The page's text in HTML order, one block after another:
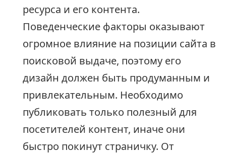
ресурса и его контента.
Поведенческие факторы оказывают
огромное влияние на позиции сайта в
поисковой выдаче, поэтому его
дизайн должен быть продуманным и
привлекательным. Необходимо
публиковать только полезный для
посетителей контент, иначе они
быстро покинут страничку. От